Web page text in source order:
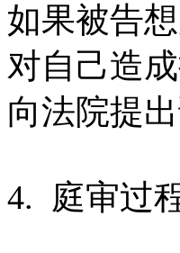
如果被告
对自己造
向法院提
4. 庭审过